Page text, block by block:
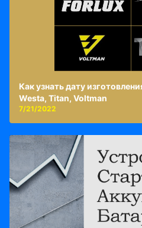
Как узнать дату
Westa, Titan, Voltman
7/21/2022